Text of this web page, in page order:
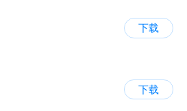
下载
下载